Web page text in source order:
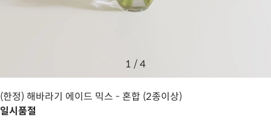
1 /4
(한정) 해바라기 에이드 믹스 - 혼합 (2종이상)
일시품절